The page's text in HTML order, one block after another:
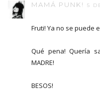
MAMÁ PUNK! 5
Fruti! Ya no se puede
Qué pena! Quería
MADRE!
BESOS!